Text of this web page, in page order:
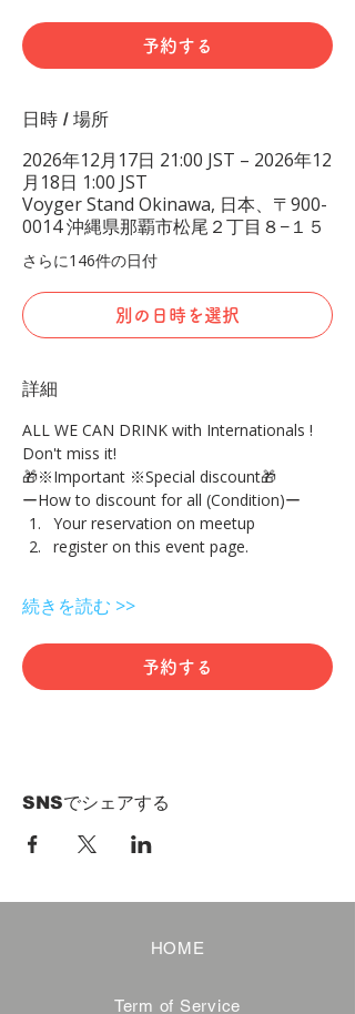
予約する
日時 / 場所
2026年12月17日 21:00 JST – 2026年12
月18日 1:00 JST
Voyger Stand Okinawa, 日本、〒900-
0014 沖縄県那覇市松尾２丁目８−１５
さらに146件の日付
別の日時を選択
詳細
ALL WE CAN DRINK with Internationals !
Don't miss it!
🎁※Important ※Special discount🎁
ーHow to discount for all (Condition)ー
Your reservation on meetup
register on this event page.
続きを読む >>
予約する
SNSでシェアする
HOME
Term of Service